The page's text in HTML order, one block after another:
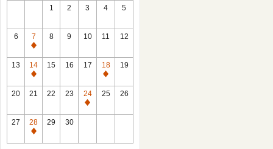
1 2 3 4 5
6
7
休
館
日
8 9 10 11 12
13
14
休
館
15 16 17
18
休
館
19
20 21 22 23
24
休
25 26
27
28
休
29 30